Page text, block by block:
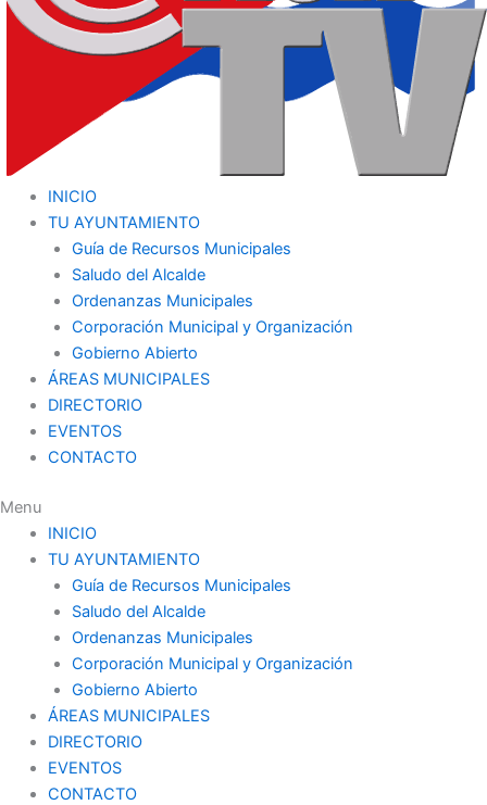
INICIO
TU AYUNTAMIENTO
Guía de Recursos Municipales
Saludo del Alcalde
Ordenanzas Municipales
Corporación Municipal y Organización
Gobierno Abierto
ÁREAS MUNICIPALES
DIRECTORIO
EVENTOS
CONTACTO
Menu
INICIO
TU AYUNTAMIENTO
Guía de Recursos Municipales
Saludo del Alcalde
Ordenanzas Municipales
Corporación Municipal y Organización
Gobierno Abierto
ÁREAS MUNICIPALES
DIRECTORIO
EVENTOS
CONTACTO